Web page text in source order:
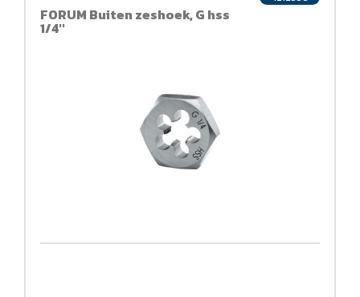
FORUM Buiten zeshoek, G hss
1/4''